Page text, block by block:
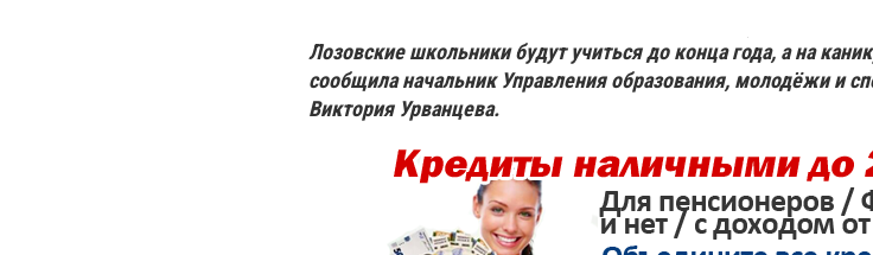
Лозовские школьники будут учиться до конца года, а на
сообщила начальник Управления образования, молодёжи и
Виктория Урванцева.